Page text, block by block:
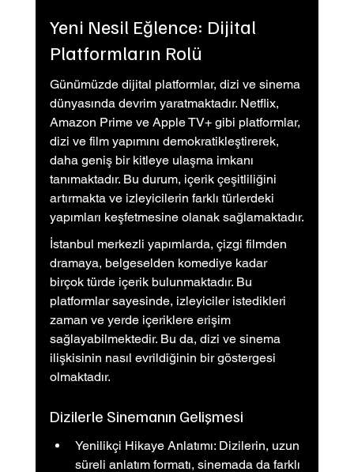
Yeni Nesil Eğlence: Dijital
Platformların Rolü
Günümüzde dijital platformlar, dizi ve sinema
dünyasında devrim yaratmaktadır. Netflix,
Amazon Prime ve Apple TV+ gibi platformlar,
dizi ve film yapımını demokratikleştirerek,
daha geniş bir kitleye ulaşma imkanı
tanımaktadır. Bu durum, içerik çeşitliliğini
artırmakta ve izleyicilerin farklı türlerdeki
yapımları keşfetmesine olanak sağlamaktadır.
İstanbul merkezli yapımlarda, çizgi filmden
dramaya, belgeselden komediye kadar
birçok türde içerik bulunmaktadır. Bu
platformlar sayesinde, izleyiciler istedikleri
zaman ve yerde içeriklere erişim
sağlayabilmektedir. Bu da, dizi ve sinema
ilişkisinin nasıl evrildiğinin bir göstergesi
olmaktadır.
Dizilerle Sinemanın Gelişmesi
Yenilikçi Hikaye Anlatımı: Dizilerin, uzun
süreli anlatım formatı, sinemada da farklı